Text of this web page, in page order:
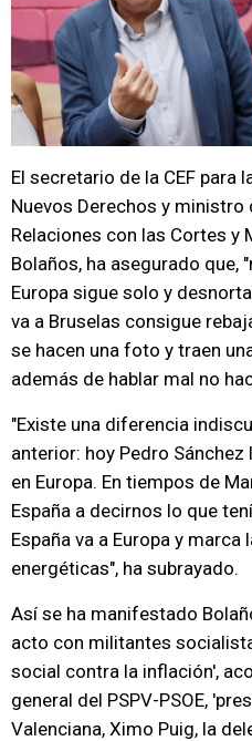
El secretario de la CEF para
Nuevos Derechos y ministro
Relaciones con las Cortes y
Bolaños, ha asegurado que,
Europa sigue solo y
va a Bruselas consigue
se hacen una foto y traen
además de hablar mal no
"Existe una diferencia
anterior: hoy Pedro
en Europa. En tiempos de
España a decirnos lo que
España va a Europa y
energéticas", ha subrayado.
Así se ha manifestado
acto con militantes
social contra la inflación',
general del PSPV-PSOE,
Valenciana, Ximo Puig, la